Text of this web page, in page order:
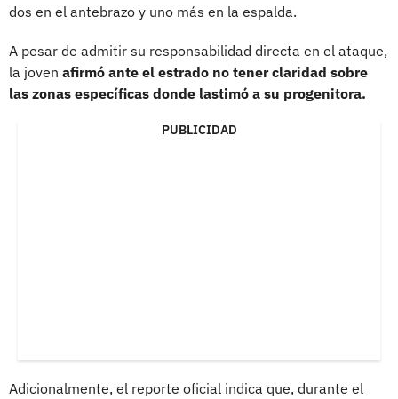
dos en el antebrazo y uno más en la espalda.
A pesar de admitir su responsabilidad directa en el ataque,
la joven afirmó ante el estrado no tener claridad sobre
las zonas específicas donde lastimó a su progenitora.
PUBLICIDAD
Adicionalmente, el reporte oficial indica que, durante el